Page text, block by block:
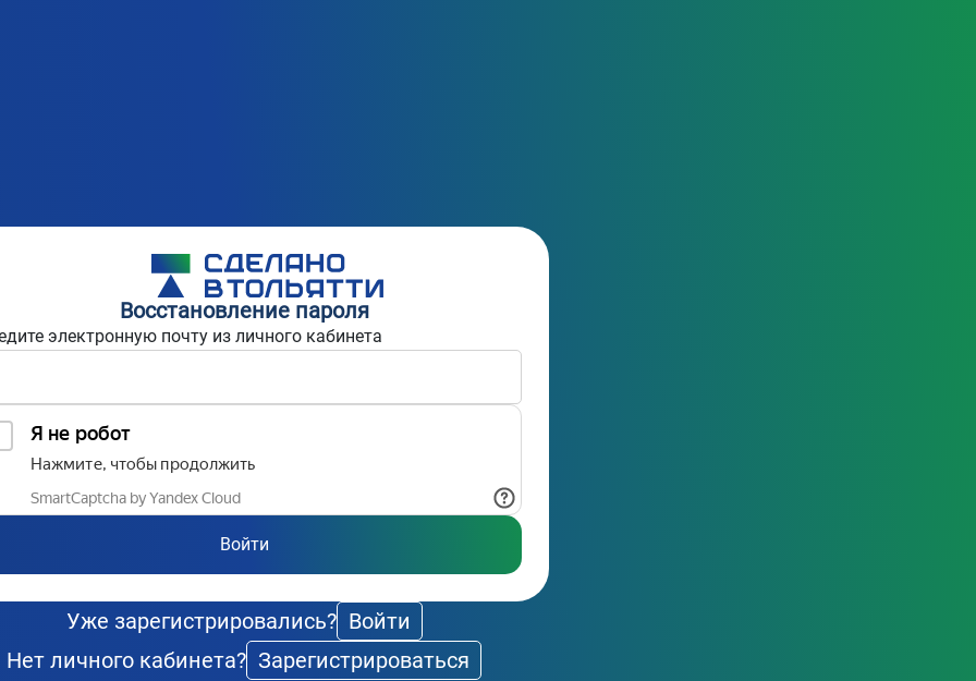
Восстановление пароля
электронную почту из личного кабинета
Войти
Уже зарегистрировались? Войти
Нет личного кабинета? Зарегистрироваться